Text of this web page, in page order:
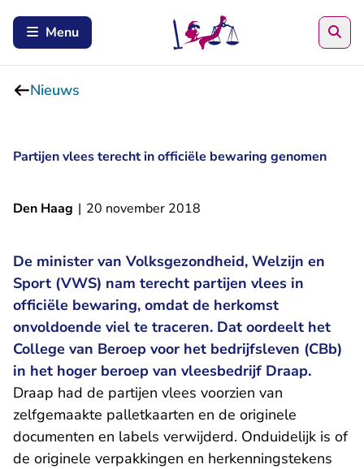
Menu
Nieuws
Partijen vlees terecht in officiële bewaring genomen
Den Haag | 20 november 2018
De minister van Volksgezondheid, Welzijn en
Sport (VWS) nam terecht partijen vlees in
officiële bewaring, omdat de herkomst
onvoldoende viel te traceren. Dat oordeelt het
College van Beroep voor het bedrijfsleven (CBb)
in het hoger beroep van vleesbedrijf Draap.
Draap had de partijen vlees voorzien van
zelfgemaakte palletkaarten en de originele
documenten en labels verwijderd. Onduidelijk is of
de originele verpakkingen en herkenningstekens